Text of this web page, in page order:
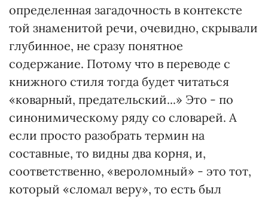
определенная загадочность в контексте
той знаменитой речи, очевидно, скрывали
глубинное, не сразу понятное
содержание. Потому что в переводе с
книжного стиля тогда будет читаться
«коварный, предательский...» Это - по
синонимическому ряду со словарей. А
если просто разобрать термин на
составные, то видны два корня, и,
соответственно, «вероломный» - это тот,
который «сломал веру», то есть был